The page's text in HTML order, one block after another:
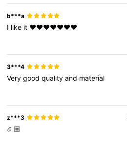
b***a
I like it ❤️❤️❤️❤️❤️❤️❤️
3***4
Verygoodqualityand material
z***3
🤌🏼